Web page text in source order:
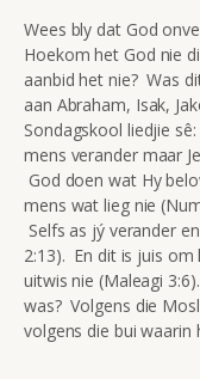
Wees bly dat God
Hoekom het God nie
aanbid het nie? Was
aan Abraham, Isak,
Sondagskool liedjie
mens verander maar
God doen wat Hy
mens wat lieg nie
Selfs as jý verander
2:13). En dit is juis
uitwis nie (Maleagi
was? Volgens die
volgens die bui waarin